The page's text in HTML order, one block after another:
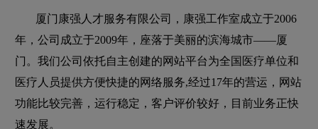
厦门康强人才服务有限公司，康强工作室成立于2006
年，公司成立于2009年，座落于美丽的滨海城市——厦
门。我们公司依托自主创建的网站平台为全国医疗单位和
医疗人员提供方便快捷的网络服务,经过17年的营运，网站
功能比较完善，运行稳定，客户评价较好，目前业务正快
速发展。